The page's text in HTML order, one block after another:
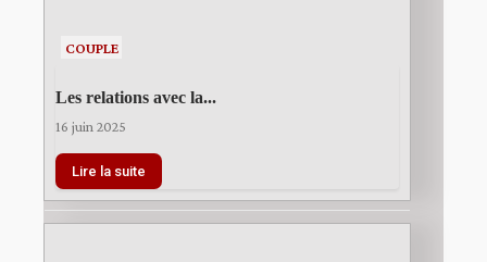
COUPLE
Les relations avec la...
16 juin 2025
Lire la suite